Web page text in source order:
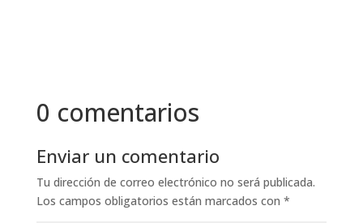
0 comentarios
Enviar un comentario
Tu dirección de correo electrónico no será publicada.
Los campos obligatorios están marcados con *